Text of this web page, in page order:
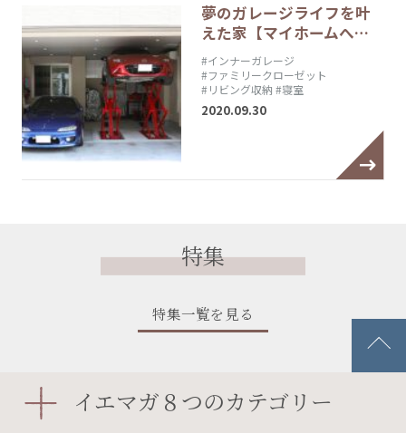
夢のガレージライフを叶
えた家【マイホームへ…
#インナーガレージ
#ファミリークローゼット
#リビング収納 #寝室
2020.09.30
特集
特集一覧を見る
イエマガ８つのカテゴリー